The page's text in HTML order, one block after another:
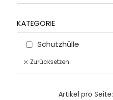
KATEGORIE
Schutzhülle
Zurücksetzen
Artikel pro Seite: